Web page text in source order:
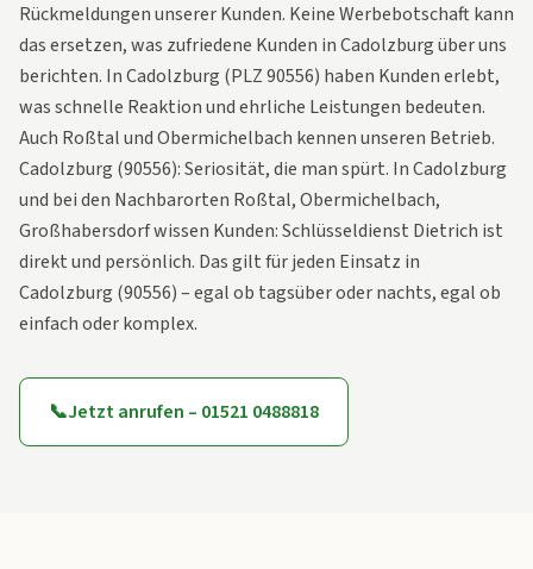
Rückmeldungen unserer Kunden. Keine Werbebotschaft kann
das ersetzen, was zufriedene Kunden in Cadolzburg über uns
berichten. In Cadolzburg (PLZ 90556) haben Kunden erlebt,
was schnelle Reaktion und ehrliche Leistungen bedeuten.
Auch Roßtal und Obermichelbach kennen unseren Betrieb.
Cadolzburg (90556): Seriosität, die man spürt. In Cadolzburg
und bei den Nachbarorten Roßtal, Obermichelbach,
Großhabersdorf wissen Kunden: Schlüsseldienst Dietrich ist
direkt und persönlich. Das gilt für jeden Einsatz in
Cadolzburg (90556) – egal ob tagsüber oder nachts, egal ob
einfach oder komplex.
📞Jetzt anrufen – 01521 0488818